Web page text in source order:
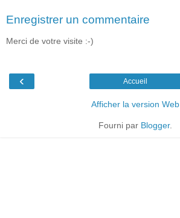
Enregistrer un commentaire
Merci de votre visite :-)
‹ Accueil
Afficher la version Web
Fourni par Blogger.